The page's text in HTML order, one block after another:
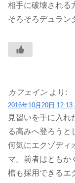
相手に破壊される
そろそろデュラン
カフェイン より:
2016年10月20日 12:13
見習いを手に入れ
る高みへ登ろうと
何気にエクゾディ
マ。前者はともか
棺も採用できるエ